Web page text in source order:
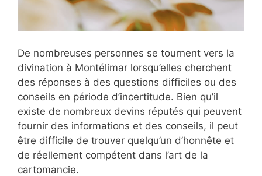
De nombreuses personnes se tournent vers la
divination à Montélimar lorsqu’elles cherchent
des réponses à des questions difficiles ou des
conseils en période d’incertitude. Bien qu’il
existe de nombreux devins réputés qui peuvent
fournir des informations et des conseils, il peut
être difficile de trouver quelqu’un d’honnête et
de réellement compétent dans l’art de la
cartomancie.